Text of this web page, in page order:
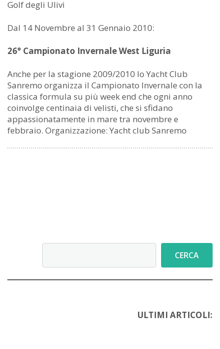
Golf degli Ulivi
Dal 14 Novembre al 31 Gennaio 2010:
26° Campionato Invernale West Liguria
Anche per la stagione 2009/2010 lo Yacht Club
Sanremo organizza il Campionato Invernale con la
classica formula su più week end che ogni anno
coinvolge centinaia di velisti, che si sfidano
appassionatamente in mare tra novembre e
febbraio. Organizzazione: Yacht club Sanremo
CERCA
ULTIMI ARTICOLI: